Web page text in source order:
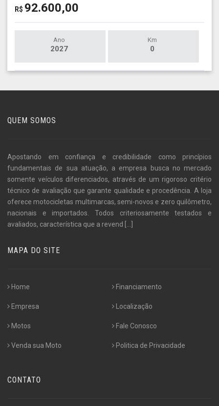
R$ 92.600,00
Ano
2027
Km
0
QUEM SOMOS
Apostando em confiança e credibilidade como princípios
fundamentais de sua atuação, a empresa busca no mercado
somente veículos diferenciados, através de um rigoroso critério
técnico de avaliação que garante qualidade e procedência. A loja
oferece motocicletas multimarcas, semi-novos e zero quilômetro,
nacionais e importados. Todos criteriosamente testados e
avaliados, característica que a revend [...]
MAPA DO SITE
Home
Empresa
Motos
Venda sua Moto
Financiamento
Localização
Fale Conosco
Politica de Privacidade
CONTATO